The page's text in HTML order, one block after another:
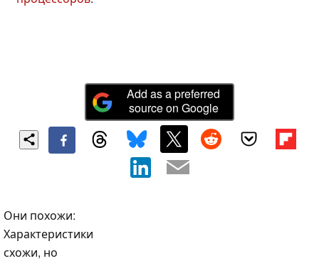
Add as a preferred
source on Google
Они похожи:
Характеристики
схожи, но